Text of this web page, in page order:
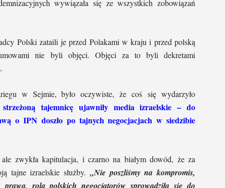
wywiązała się ze wszystkich zobowiązań
Polski zataili je przed Polakami w kraju i przed polską
nie byli objęci. Objęci za to byli dekretami
w Sejmie, było oczywiste, że coś się wydarzyło
tajemnicę ujawniły media izraelskie – do
o IPN doszło po tajnych negocjacjach w siedzibie
zwykła kapitulacja, i czarno na białym dowód, że za
tajne izraelskie służby. „Nie poszliśmy na kompromis,
prawa, rola polskich negocjatorów sprowadziła się do